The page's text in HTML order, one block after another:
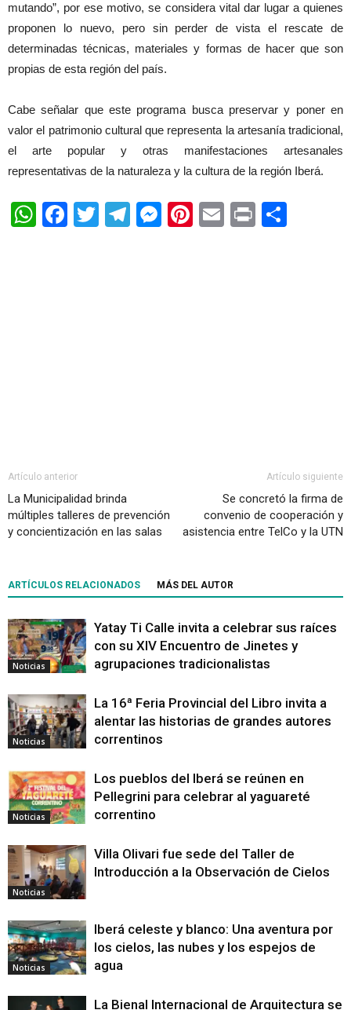
mutando”, por ese motivo, se considera vital dar lugar a quienes
proponen lo nuevo, pero sin perder de vista el rescate de
determinadas técnicas, materiales y formas de hacer que son
propias de esta región del país.
Cabe señalar que este programa busca preservar y poner en
valor el patrimonio cultural que representa la artesanía tradicional,
el arte popular y otras manifestaciones artesanales
representativas de la naturaleza y la cultura de la región Iberá.
WhatsApp
Facebook
TwitterTelegram
Messenger
Pinterest
EmailPrint
Artículo anterior
La Municipalidad brinda
múltiples talleres de prevención
y concientización en las salas
Artículo siguiente
Se concretó la firma de
convenio de cooperación y
asistencia entre TelCo y la UTN
ARTÍCULOS RELACIONADOS MÁS DEL AUTOR
Noticias
Yatay Ti Calle invita a celebrar sus raíces
con su XIV Encuentro de Jinetes y
agrupaciones tradicionalistas
Noticias
La 16ª Feria Provincial del Libro invita a
alentar las historias de grandes autores
correntinos
Noticias
Los pueblos del Iberá se reúnen en
Pellegrini para celebrar al yaguareté
correntino
Noticias
Villa Olivari fue sede del Taller de
Introducción a la Observación de Cielos
Noticias
Iberá celeste y blanco: Una aventura por
los cielos, las nubes y los espejos de
agua
La Bienal Internacional de Arquitectura se